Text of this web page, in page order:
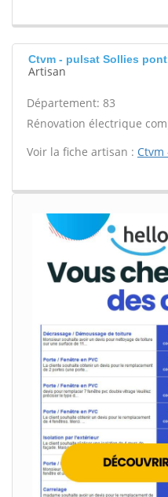
Ctvm - pulsat Sollies pont
Artisan
Département: 83
Rénovation électrique
Voir la fiche artisan :